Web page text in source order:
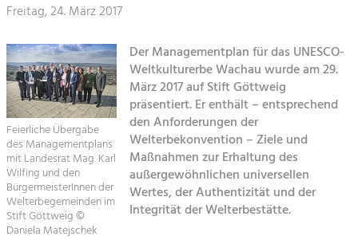
Landwirtschaft & Tourismus
Projekte
Kirchen am Fluss
Suche
Impressum
Kontakt
Land- & Forstwirtschaft
Bewirtschaftung und Pflege der
Kulturlandschaft.
Tourismus
Angebotsentwicklung und
Positionierung.
Kunst & Kultur
Handwerk, Wissenschaft und Forschung.
Freitag, 24. März 2017
Feierliche Übergabe
des Managementplans
mit Landesrat Mag. Karl
Wilfing und den
BürgermeisterInnen der
Welterbegemeinden im
Stift Göttweig ©
Daniela Matejschek
Der Managementplan für das UNESCO-
Weltkulturerbe Wachau wurde am 29.
März 2017 auf Stift Göttweig
präsentiert. Er enthält – entsprechend
den Anforderungen der
Welterbekonvention – Ziele und
Maßnahmen zur Erhaltung des
außergewöhnlichen universellen
Wertes, der Authentizität und der
Integrität der Welterbestätte.